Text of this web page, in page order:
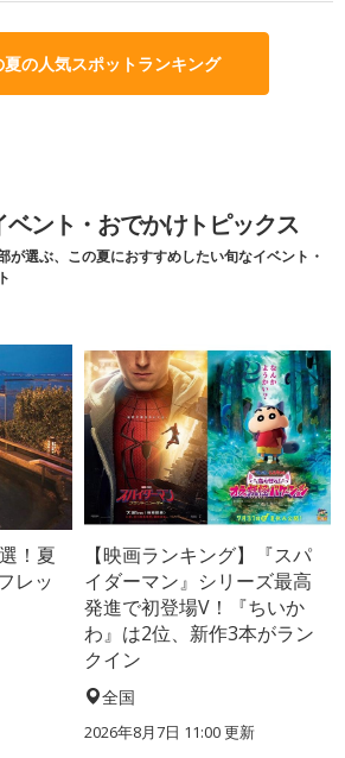
の人気スポットランキング
ベント・おでかけトピックス
が選ぶ、この夏におすすめしたい旬なイベント・
！夏
レッ
【映画ランキング】『スパ
イダーマン』シリーズ最高
発進で初登場V！『ちいか
わ』は2位、新作3本がラン
クイン
全国
2026年8月7日 11:00更新